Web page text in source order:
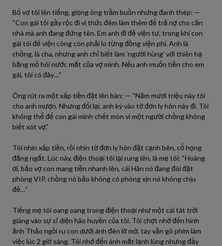
Bố vợ tôi lên tiếng, giọng ông trầm buồn nhưng đanh thép: —
“Con gái tôi gầy rộc đi vì thức đêm làm thêm để trả nợ cho căn
nhà mà anh đang đứng tên. Em anh đi đẻ viện tư, trong khi con
gái tôi đẻ viện công còn phải lo từng đồng viện phí. Anh là
chồng, là cha, nhưng anh chỉ biết làm ‘người hùng’ với thiên hạ
bằng mồ hôi nước mắt của vợ mình. Nếu anh muốn tiền cho em
gái, tôi có đây…”
Ông rút ra một xấp tiền đặt lên bàn: — “Năm mươi triệu này tôi
cho anh mượn. Nhưng đổi lại, anh ký vào tờ đơn ly hôn này đi. Tôi
không thể để con gái mình chết mòn vì một người chồng không
biết xót vợ.”
Tôi nhìn xấp tiền, rồi nhìn tờ đơn ly hôn đặt cạnh bên, cổ họng
đắng ngắt. Lúc này, điện thoại tôi lại rung lên, là mẹ tôi: “Hoàng
ơi, bảo vợ con mang tiền nhanh lên, cái Hân nó đang đòi đặt
phòng VIP, chồng nó bảo không có phòng xịn nó không chịu
đẻ…”
Tiếng mẹ tôi oang oang trong điện thoại như một cái tát trời
giáng vào sự sĩ diện hão huyền của tôi. Tôi chợt nhớ đến hình
ảnh Thảo ngồi ru con dưới ánh đèn lờ mờ, tay vẫn gõ phím làm
việc lúc 2 giờ sáng. Tôi nhớ đến ánh mắt lạnh lùng nhưng đầy